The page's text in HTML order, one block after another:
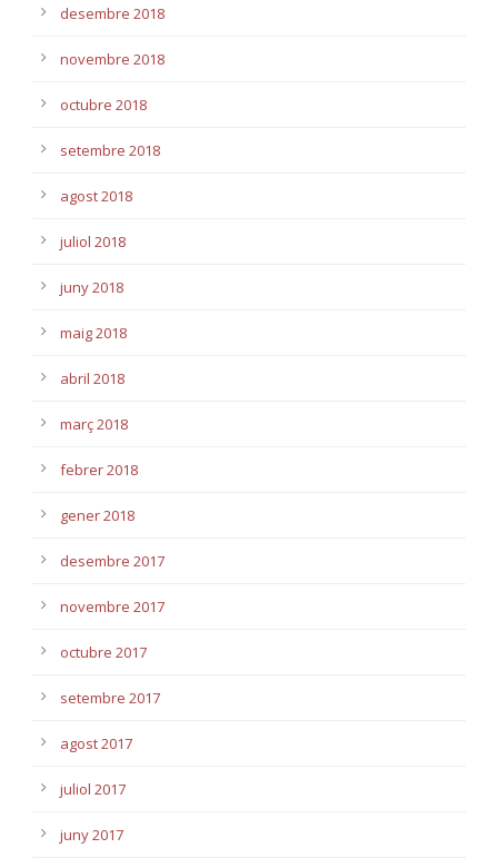
desembre 2018
novembre 2018
octubre 2018
setembre 2018
agost 2018
juliol 2018
juny 2018
maig 2018
abril 2018
març 2018
febrer 2018
gener 2018
desembre 2017
novembre 2017
octubre 2017
setembre 2017
agost 2017
juliol 2017
juny 2017